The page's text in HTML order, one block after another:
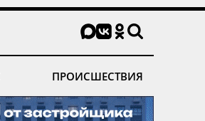
ПРОИСШЕСТВИЯ